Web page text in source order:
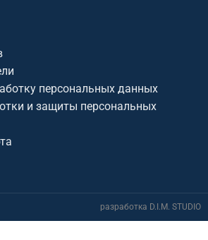
персональных данных
и защиты персональных
разработка D.I.M. STUDIO